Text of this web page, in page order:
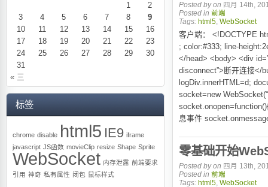
« 三
1
2
3
4 5 6 7 8
9
10
11 12 13 14 15
16
17
18 19 20 21 22
23
24
25 26 27 28 29
30
31
标签
chrome disable html5 IE9 iframe
javascript JS函数 movieClip resize Shape Sprite
WebSocket 内存泄露 前端要求
引用 神奇 私有属性 闭包 鼠标样式
Posted by on 四月 14th,
Posted in 前端
Tags: html5 WebSocket
客户端： <!DOCTYPE
; color:#333; line-
</head> <body> <div
disconnect”>断开连接</
logDiv.innerHTML=d;
socket=new
息事件
零基础开始
Posted by on 四月 13th,
Posted in 前端
Tags: html5 WebSocket